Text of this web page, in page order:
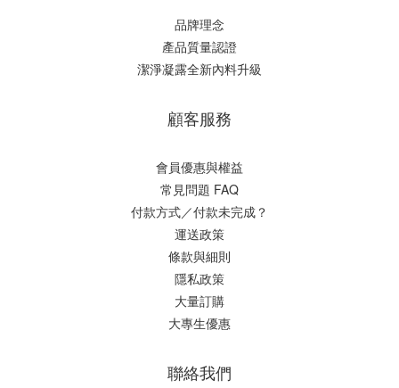
品牌理念
產品質量認證
潔淨凝露全新內料升級
顧客服務
會員優惠與權益
常見問題 FAQ
付款方式／付款未完成？
運送政策
條款與細則
隱私政策
大量訂購
大專生優惠
聯絡我們